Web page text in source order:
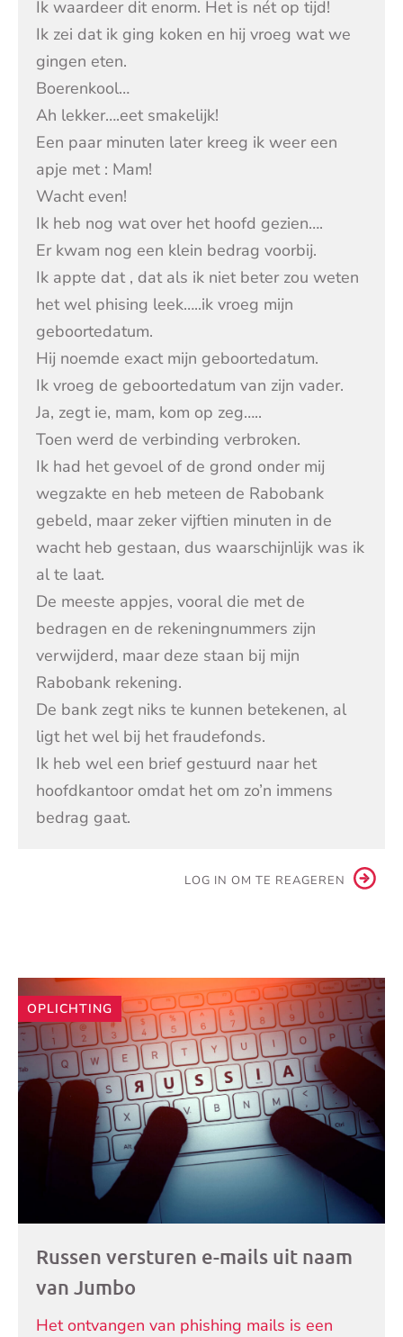
Ik waardeer dit enorm. Het is nét op tijd!
Ik zei dat ik ging koken en hij vroeg wat we
gingen eten.
Boerenkool…
Ah lekker….eet smakelijk!
Een paar minuten later kreeg ik weer een
apje met : Mam!
Wacht even!
Ik heb nog wat over het hoofd gezien….
Er kwam nog een klein bedrag voorbij.
Ik appte dat , dat als ik niet beter zou weten
het wel phising leek…..ik vroeg mijn
geboortedatum.
Hij noemde exact mijn geboortedatum.
Ik vroeg de geboortedatum van zijn vader.
Ja, zegt ie, mam, kom op zeg…..
Toen werd de verbinding verbroken.
Ik had het gevoel of de grond onder mij
wegzakte en heb meteen de Rabobank
gebeld, maar zeker vijftien minuten in de
wacht heb gestaan, dus waarschijnlijk was ik
al te laat.
De meeste appjes, vooral die met de
bedragen en de rekeningnummers zijn
verwijderd, maar deze staan bij mijn
Rabobank rekening.
De bank zegt niks te kunnen betekenen, al
ligt het wel bij het fraudefonds.
Ik heb wel een brief gestuurd naar het
hoofdkantoor omdat het om zo’n immens
bedrag gaat.
LOG IN OM TE REAGEREN
Andere
artikelen
OPLICHTING
Russen versturen e-mails uit naam
van Jumbo
Het ontvangen van phishing mails is een